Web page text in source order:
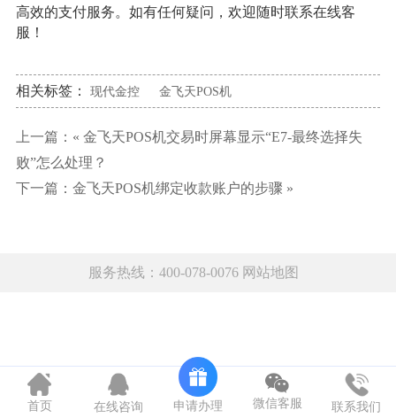
高效的支付服务。如有任何疑问，欢迎随时联系在线客
服！
相关标签： 现代金控 金飞天POS机
上一篇：« 金飞天POS机交易时屏幕显示“E7-最终选择失
败”怎么处理？
下一篇： 金飞天POS机绑定收款账户的步骤 »
服务热线：400-078-0076 网站地图
首页 在线咨询 申请办理 微信客服 联系我们